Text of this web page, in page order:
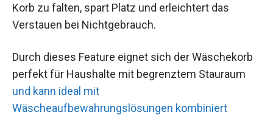
Korb zu falten, spart Platz und erleichtert das
Verstauen bei Nichtgebrauch.
Durch dieses Feature eignet sich der Wäschekorb
perfekt für Haushalte mit begrenztem Stauraum
und kann ideal mit
Wäscheaufbewahrungslösungen kombiniert